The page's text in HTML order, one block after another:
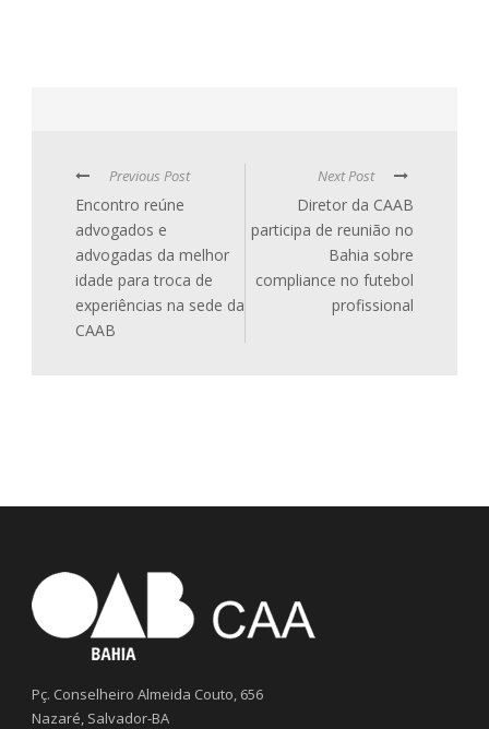
Previous Post
Encontro reúne
advogados e
advogadas da melhor
idade para troca de
experiências na sede da
CAAB
Next Post
Diretor da CAAB
participa de reunião no
Bahia sobre
compliance no futebol
profissional
Pç. Conselheiro Almeida Couto, 656
Nazaré, Salvador-BA